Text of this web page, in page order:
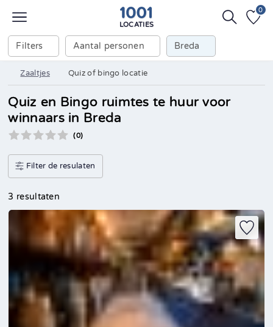
LOCATIES
Filters Aantal personen Breda
0
Zaaltjes Quiz of bingo locatie
Quiz en Bingo ruimtes te huur voor
winnaars in Breda
(0)
Filter de resulaten
3 resultaten